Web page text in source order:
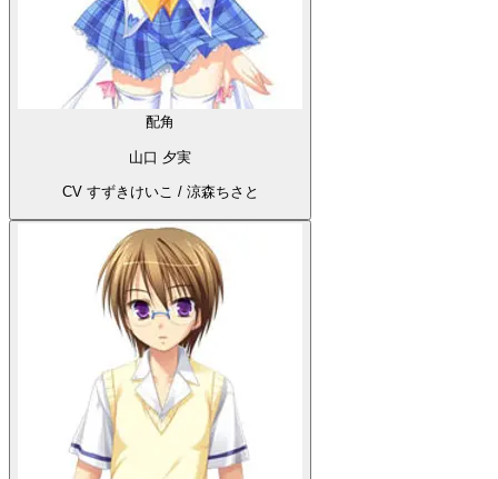
配角
山口 夕実
CV すずきけいこ / 涼森ちさと